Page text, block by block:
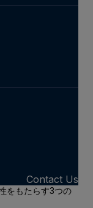
Contact Us
をもたらす3つの